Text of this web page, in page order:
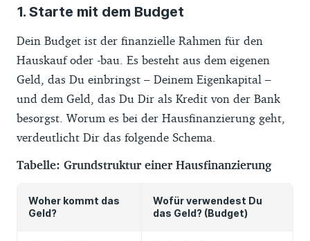
1. Starte mit dem Budget
Dein Budget ist der finanzielle Rahmen für den
Hauskauf oder -bau. Es besteht aus dem eigenen
Geld, das Du einbringst – Deinem Eigenkapital –
und dem Geld, das Du Dir als Kredit von der Bank
besorgst. Worum es bei der Hausfinanzierung geht,
verdeutlicht Dir das folgende Schema.
Tabelle: Grundstruktur einer Hausfinanzierung
Woher kommt das
Geld?
Wofür verwendest Du
das Geld? (Budget)